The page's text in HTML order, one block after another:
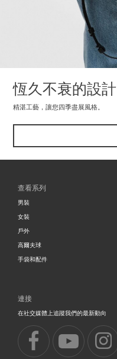
恆久不衰的設計
精湛工藝，讓您四季盡展風格。
查看系列
男裝
女裝
戶外
高爾夫球
手袋和配件
連接
在社交媒體上追蹤我們的最新動向